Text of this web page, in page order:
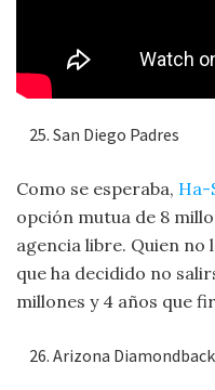
San Diego Padres
Como se esperaba, Ha-
opción mutua de 8
agencia libre. Quien no
que ha decidido no
millones y 4 años que
Arizona